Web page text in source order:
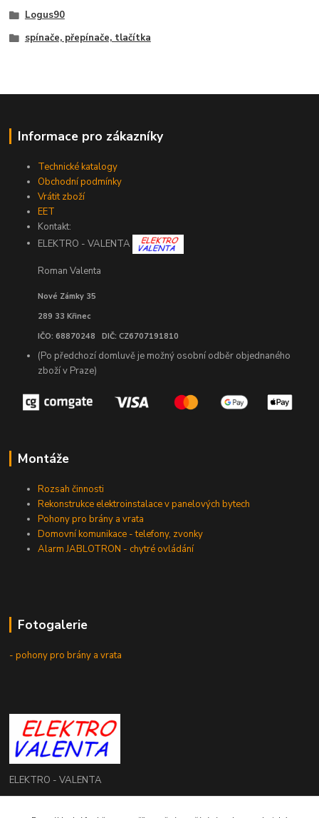
Logus90
spínače, přepínače, tlačítka
Informace pro zákazníky
Technické katalogy
Obchodní podmínky
Vrátit zboží
EET
Kontakt:
ELEKTRO - VALENTA
Roman Valenta
Nové Zámky 35
289 33 Křinec
IČO: 68870248 DIČ: CZ6707191810
(Po předchozí domluvě je možný osobní odběr objednaného
zboží v Praze)
Montáže
Rozsah činnosti
Rekonstrukce elektroinstalace v panelových bytech
Pohony pro brány a vrata
Domovní komunikace - telefony, zvonky
Alarm JABLOTRON - chytré ovládání
Fotogalerie
- pohony pro brány a vrata
ELEKTRO - VALENTA